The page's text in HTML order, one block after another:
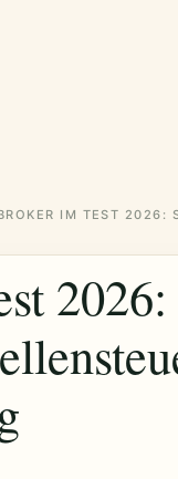
2026: